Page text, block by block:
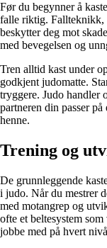
Før du begynner å
falle riktig. Fallteknikk,
beskytter deg mot
med bevegelsen og
Tren alltid kast under
godkjent judomatte.
tryggere. Judo handler
partneren din passer
henne.
Trening og
De grunnleggende
i judo. Når du mestrer
med motangrep og
ofte et beltesystem
jobbe med på hvert